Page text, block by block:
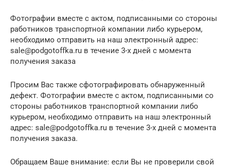
Фотографии вместе с актом, подписанными со стороны
работников транспортной компании либо курьером,
необходимо отправить на наш электронный адрес:
sale@podgotoffka.ru в течение 3-х дней с момента
получения заказа
Просим Вас также сфотографировать обнаруженный
дефект. Фотографии вместе с актом, подписанными со
стороны работников транспортной компании либо
курьером, необходимо отправить на наш электронный
адрес: sale@podgotoffka.ru в течение 3-х дней с момента
получения заказа.
Обращаем Ваше внимание: если Вы не проверили свой